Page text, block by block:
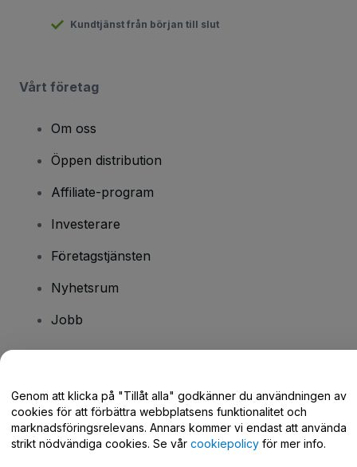
Kundtjänst från början till slut
Vårt företag
Om oss
Öppen distribution
Affiliate-program
Investerare
Företagstjänsten
Nyhetsrum
Jobb
Hjälpcenter / Kontakta oss
Genom att klicka på "Tillåt alla" godkänner du användningen av
cookies för att förbättra webbplatsens funktionalitet och
marknadsföringsrelevans. Annars kommer vi endast att använda
strikt nödvändiga cookies. Se vår cookiepolicy för mer info.